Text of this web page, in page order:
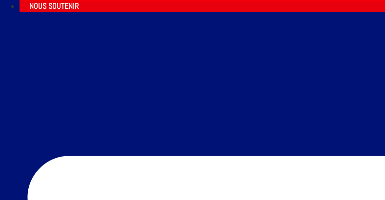
NOUS SOUTENIR